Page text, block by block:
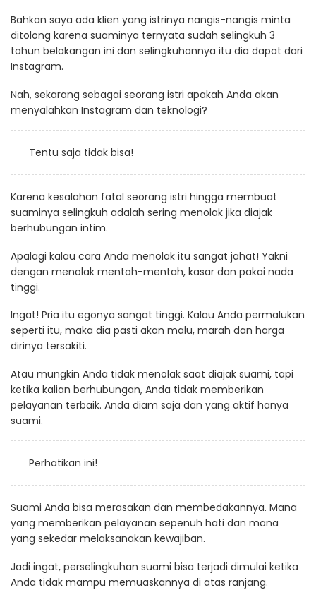
Bahkan saya ada klien yang istrinya nangis-nangis minta
ditolong karena suaminya ternyata sudah selingkuh 3
tahun belakangan ini dan selingkuhannya itu dia dapat dari
Instagram.
Nah, sekarang sebagai seorang istri apakah Anda akan
menyalahkan Instagram dan teknologi?
Tentu saja tidak bisa!
Karena kesalahan fatal seorang istri hingga membuat
suaminya selingkuh adalah sering menolak jika diajak
berhubungan intim.
Apalagi kalau cara Anda menolak itu sangat jahat! Yakni
dengan menolak mentah-mentah, kasar dan pakai nada
tinggi.
Ingat! Pria itu egonya sangat tinggi. Kalau Anda permalukan
seperti itu, maka dia pasti akan malu, marah dan harga
dirinya tersakiti.
Atau mungkin Anda tidak menolak saat diajak suami, tapi
ketika kalian berhubungan, Anda tidak memberikan
pelayanan terbaik. Anda diam saja dan yang aktif hanya
suami.
Perhatikan ini!
Suami Anda bisa merasakan dan membedakannya. Mana
yang memberikan pelayanan sepenuh hati dan mana
yang sekedar melaksanakan kewajiban.
Jadi ingat, perselingkuhan suami bisa terjadi dimulai ketika
Anda tidak mampu memuaskannya di atas ranjang.